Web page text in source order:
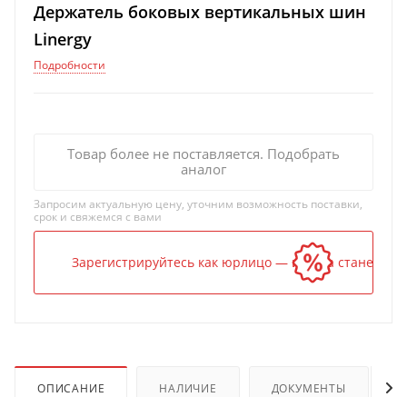
Держатель боковых вертикальных шин
Linergy
Подробности
Товар более не поставляется. Подобрать
аналог
Запросим актуальную цену, уточним возможность поставки,
срок и свяжемся с вами
Зарегистрируйтесь как юрлицо — и цена станет
ОПИСАНИЕ НАЛИЧИЕ ДОКУМЕНТЫ